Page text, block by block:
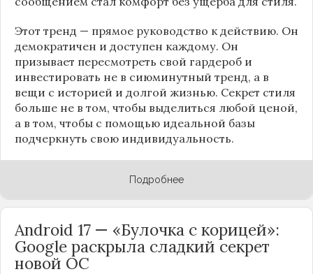
Этот тренд — прямое руководство к действию. Он
демократичен и доступен каждому. Он
призывает пересмотреть свой гардероб и
инвестировать не в сиюминутный тренд, а в
вещи с историей и долгой жизнью. Секрет стиля
больше не в том, чтобы выделиться любой ценой,
а в том, чтобы с помощью идеальной базы
подчеркнуть свою индивидуальность.
Подробнее
Android 17 — «Булочка с корицей»:
Google раскрыла сладкий секрет
новой ОС